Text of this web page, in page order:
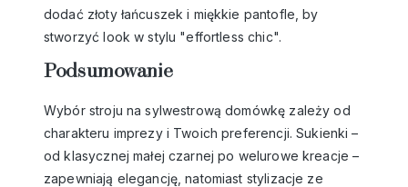
dodać złoty łańcuszek i miękkie pantofle, by
stworzyć look w stylu "effortless chic".
Podsumowanie
Wybór stroju na sylwestrową domówkę zależy od
charakteru imprezy i Twoich preferencji. Sukienki –
od klasycznej małej czarnej po welurowe kreacje –
zapewniają elegancję, natomiast stylizacje ze